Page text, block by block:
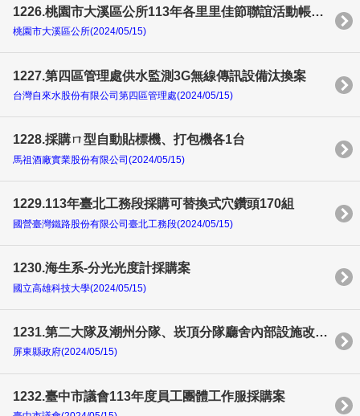
1226.桃園市大溪區公所113年各里里佳節聯誼活動帳篷、圍頭布、圍布、桌子、椅子、電扇、舞台、燈光、音響租賃（開口契約）財物採購
桃園市大溪區公所(2024/05/15)
1227.第四區管理處供水監測3G無線傳訊設備汰換案
台灣自來水股份有限公司第四區管理處(2024/05/15)
1228.採購ㄇ型自動貼標機、打包機各1台
馬祖酒廠實業股份有限公司(2024/05/15)
1229.113年臺北工務段採購可替換式穴鑽頭170組
國營臺灣鐵路股份有限公司臺北工務段(2024/05/15)
1230.海生系-分光光度計採購案
國立高雄科技大學(2024/05/15)
1231.第二大隊及潮州分隊、崁頂分隊廳舍內部設施改善工程
屏東縣政府(2024/05/15)
1232.臺中市議會113年度員工團體工作服採購案